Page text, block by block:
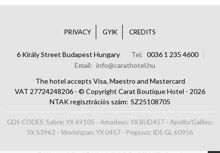
PRIVACY GYIK CREDITS
6 Király Street Budapest Hungary Tel
0036 1 235 4600
Email
info@carathotel.hu
The hotel accepts Visa, Maestro and Mastercard
VAT 27724248206 - © Copyright Carat Boutique Hotel - 2026
NTAK regisztrációs szám SZ25108705
GDS CODES: Sabre: YX 69105 - Amadeus: YX BUD457 - Apollo/Galileo:
YX 53962 - Worldspan: YX 0457 - Pegasus: IDS GL 60956